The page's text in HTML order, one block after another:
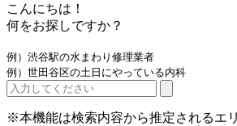
こんにちは！
何をお探しですか？
例）渋谷駅の水まわり修理業者
例）世田谷区の土日にやっている内科
※本機能は検索内容から推定されるエ